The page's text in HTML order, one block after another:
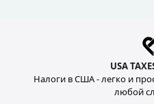
USA
Налоги в США - легко и
любой